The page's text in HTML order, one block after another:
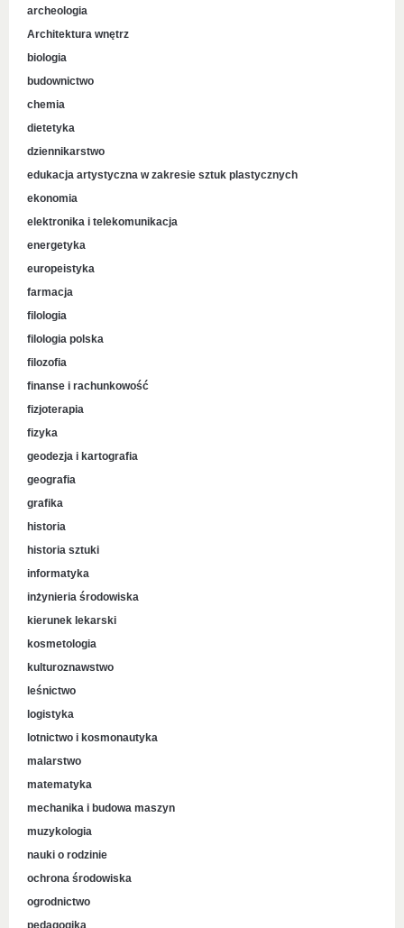
archeologia
Architektura wnętrz
biologia
budownictwo
chemia
dietetyka
dziennikarstwo
edukacja artystyczna w zakresie sztuk plastycznych
ekonomia
elektronika i telekomunikacja
energetyka
europeistyka
farmacja
filologia
filologia polska
filozofia
finanse i rachunkowość
fizjoterapia
fizyka
geodezja i kartografia
geografia
grafika
historia
historia sztuki
informatyka
inżynieria środowiska
kierunek lekarski
kosmetologia
kulturoznawstwo
leśnictwo
logistyka
lotnictwo i kosmonautyka
malarstwo
matematyka
mechanika i budowa maszyn
muzykologia
nauki o rodzinie
ochrona środowiska
ogrodnictwo
pedagogika